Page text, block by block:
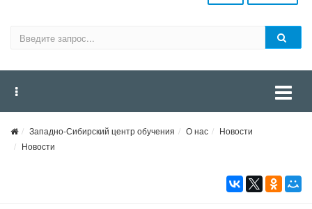
Западно-Сибирский центр обучения О нас
Новости
Новости